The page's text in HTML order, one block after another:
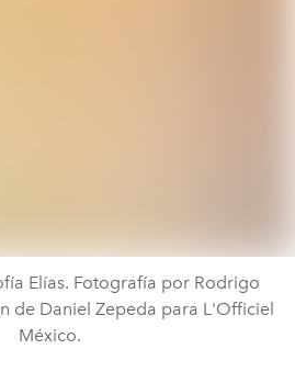
Elías. Fotografía por Rodrigo
de Daniel Zepeda para L'Officiel
México.